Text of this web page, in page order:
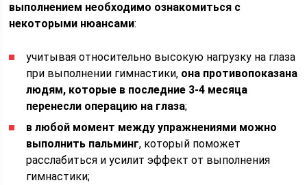
выполнением необходимо ознакомиться с
некоторыми нюансами:
учитывая относительно высокую нагрузку на глаза
при выполнении гимнастики, она противопоказана
людям, которые в последние 3-4 месяца
перенесли операцию на глаза;
в любой момент между упражнениями можно
выполнить пальминг, который поможет
расслабиться и усилит эффект от выполнения
гимнастики;